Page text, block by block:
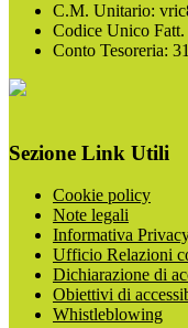
C.M. Unitario:
Codice Unico
Conto Tesoreria:
Sezione Link Utili
Cookie policy
Note legali
Informativa
Ufficio Relazioni
Dichiarazione di
Obiettivi di
Whistleblowing